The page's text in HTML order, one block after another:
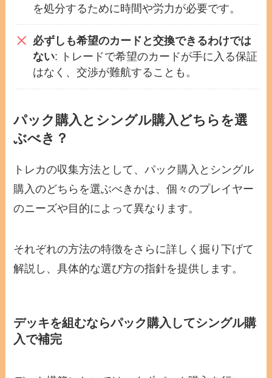
を処分するために時間や労力が必要です。
必ずしも希望のカードと交換できるわけでは
ない: トレードで希望のカードが手に入る保証
はなく、交渉が難航することも。
パック購入とシングル購入どちらを選
ぶべき？
トレカの収集方法として、パック購入とシングル
購入のどちらを選ぶべきかは、個々のプレイヤー
のニーズや目的によって異なります。
それぞれの方法の特徴をさらに詳しく掘り下げて
解説し、具体的な選び方の指針を提供します。
デッキを組むならパック購入してシングル購
入で補完